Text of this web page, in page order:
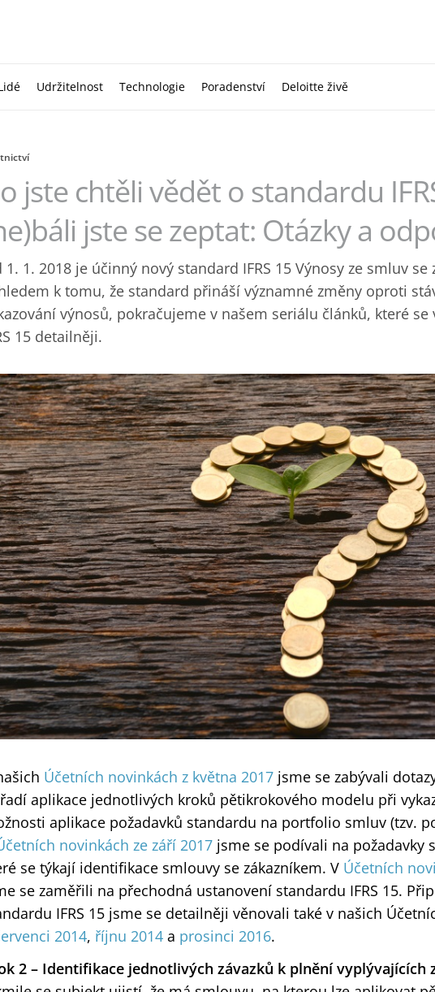
Udržitelnost Technologie Poradenství Deloitte živě
jste chtěli vědět o standardu
jste se zeptat: Otázky a
1. 1. 2018 je účinný nový standard IFRS 15 Výnosy ze smluv se
k tomu, že standard přináší významné změny oproti
výnosů, pokračujeme v našem seriálu článků, které
15 detailněji.
Účetních novinkách z května 2017 jsme se zabývali
aplikace jednotlivých kroků pětikrokového modelu při
aplikace požadavků standardu na portfolio smluv (tzv.
novinkách ze září 2017 jsme se podívali na požadavky
se týkají identifikace smlouvy se zákazníkem. V Účetních
se zaměřili na přechodná ustanovení standardu IFRS 15.
IFRS 15 jsme se detailněji věnovali také v našich
2014, říjnu 2014 a prosinci 2016.
2 – Identifikace jednotlivých závazků k plnění vyplývajících